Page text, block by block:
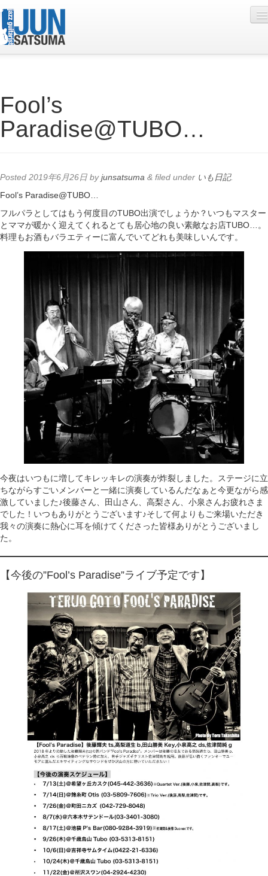
Live Schedule
Discography
Contact
YouTube
Online Lesson
Fool’s
Paradise@TUBO…
Posted 2019年6月26日 byjunsatsuma & filed under いも日記.
Fool’s Paradise@TUBO…
フルパラとしてはもう何度目のTUBO出演でしょうか？いつもマスター
とママが暖かく迎えてくれるとても居心地の良い素敵なお店TUBO…。
料理もお酒もバラエティーに富んでいてどれも美味しいんです。
今夜はいつもに増してキレッキレの演奏が炸裂しました。ステージに立
ちながらすごいメンバーと一緒に演奏しているんだなぁと今更ながら感
激していました♪後藤さん、田山さん、高梨さん、小泉さんお疲れさま
でした！いつもありがとうございます♪そして何よりもご来場いただき
我々の演奏に熱心に耳を傾けてくださった皆様ありがとうございまし
た。
【今後の”Fool’s Paradise”ライブ予定です】